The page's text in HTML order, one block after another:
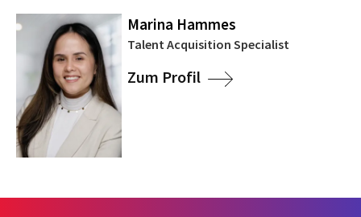
Marina Hammes
Talent Acquisition Specialist
Zum Profil